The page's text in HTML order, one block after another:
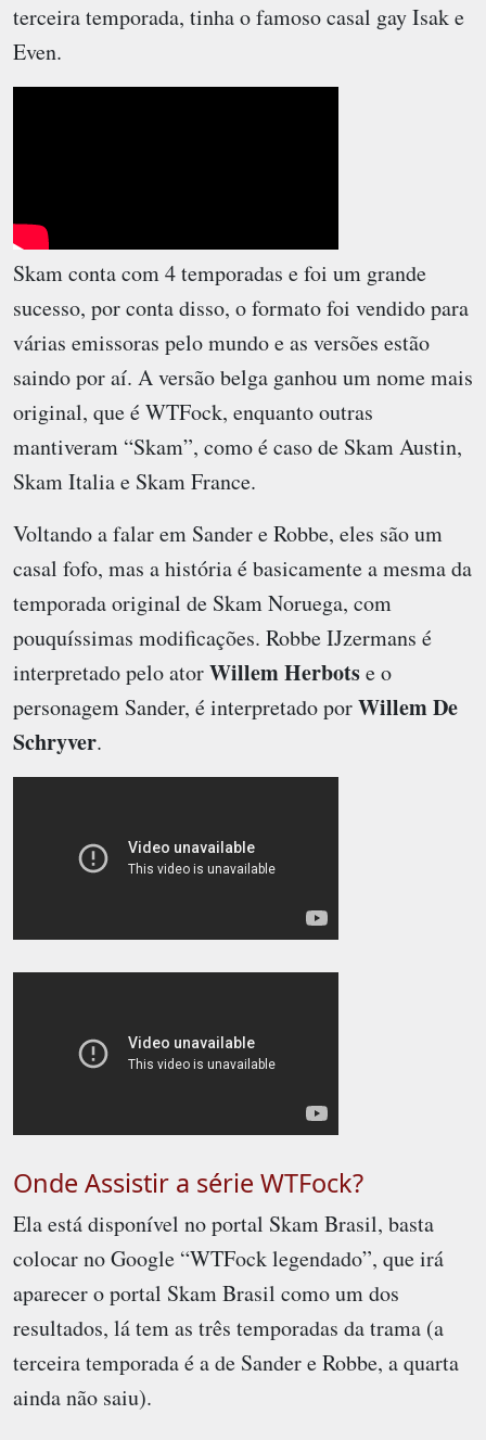
terceira temporada, tinha o famoso casal gay Isak e
Even.
Skam conta com 4 temporadas e foi um grande
sucesso, por conta disso, o formato foi vendido para
várias emissoras pelo mundo e as versões estão
saindo por aí. A versão belga ganhou um nome mais
original, que é WTFock, enquanto outras
mantiveram “Skam”, como é caso de Skam Austin,
Skam Italia e Skam France.
Voltando a falar em Sander e Robbe, eles são um
casal fofo, mas a história é basicamente a mesma da
temporada original de Skam Noruega, com
pouquíssimas modificações. Robbe IJzermans é
interpretado pelo atorWillem Herbotse o
personagem Sander, é interpretado porWillem De
Schryver.
Onde Assistir a série WTFock?
Ela está disponível no portal Skam Brasil, basta
colocar no Google “WTFock legendado”, que irá
aparecer o portal Skam Brasil como um dos
resultados, lá tem as três temporadas da trama (a
terceira temporada é a de Sander e Robbe, a quarta
ainda não saiu).